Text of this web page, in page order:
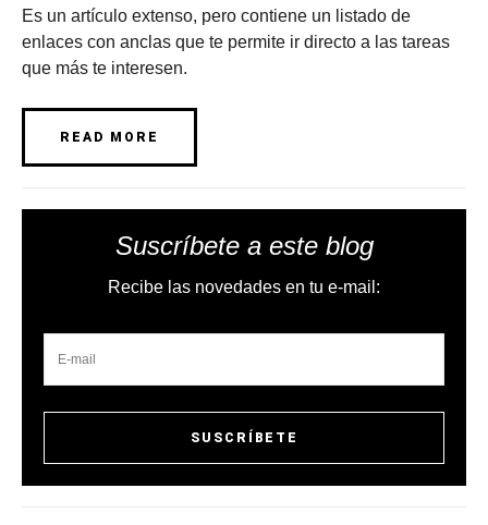
Es un artículo extenso, pero contiene un listado de
enlaces con anclas que te permite ir directo a las tareas
que más te interesen.
READ MORE
Suscríbete a este blog
Recibe las novedades en tu e-mail: